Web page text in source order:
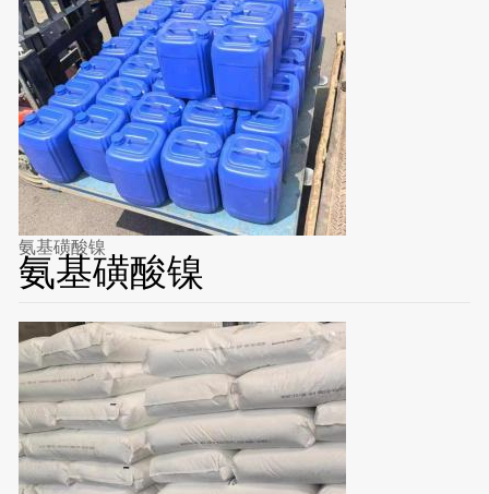
氨基磺酸镍
氨基磺酸镍